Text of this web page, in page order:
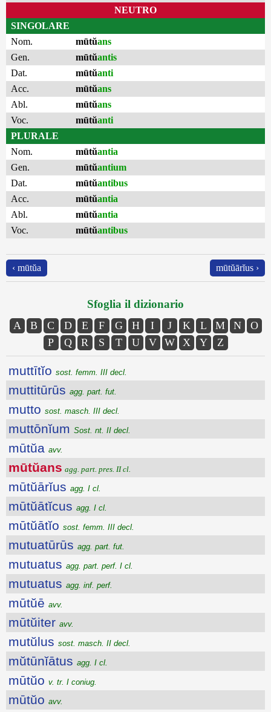
NEUTRO
SINGOLARE
Nom.
mūtŭans
Gen.
mūtŭantis
Dat.
mūtŭanti
Acc.
mūtŭans
Abl.
mūtŭans
Voc.
mūtŭanti
PLURALE
Nom.
mūtŭantia
Gen.
mūtŭantium
Dat.
mūtŭantibus
Acc.
mūtŭantia
Abl.
mūtŭantia
Voc.
mūtŭantibus
‹ mūtŭa mūtŭārĭus ›
Sfoglia il dizionario
A B C D E F G H I J K L M N
O
P
Q R S T U V W X Y Z
muttītĭo sost. femm. III decl.
muttitūrūs agg. part. fut.
mutto sost. masch. III decl.
muttōnĭum Sost. nt. II decl.
mūtŭa avv.
mūtŭans agg. part. pres. II cl.
mūtŭārĭus agg. I cl.
mūtŭātĭcus agg. I cl.
mūtŭātĭo sost. femm. III decl.
mutuatūrūs agg. part. fut.
mutuatus agg. part. perf. I cl.
mutuatus agg. inf. perf.
mūtŭē avv.
mūtŭiter avv.
mutŭlus sost. masch. II decl.
mŭtūnĭātus agg. I cl.
mūtŭo v. tr. I coniug.
mūtŭo avv.